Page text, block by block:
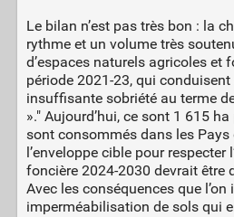
Le bilan n’est pas très bon : la
rythme et un volume très
d’espaces naturels agricoles et
période 2021-23, qui conduisent
insuffisante sobriété au terme
»." Aujourd’hui, ce sont 1 615
sont consommés dans les Pays
l’enveloppe cible pour respecter
foncière 2024-2030 devrait être
Avec les conséquences que l’on
imperméabilisation de sols qui